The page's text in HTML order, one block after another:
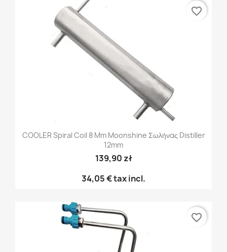
COOLER Spiral Coil 8 Mm Moonshine Σωλήνας Distiller
12mm
139,90 zł
34,05 €tax incl.
favorite_border
favorite_border